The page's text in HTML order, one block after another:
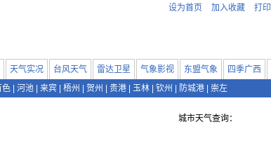
设为首页 加入收藏 打印
天气实况 台风天气 雷达卫星 气象影视 东盟气象 四季广西
色 河池 来宾 梧州 贺州 贵港 玉林 钦州 防城港 崇左
城市天气查询：